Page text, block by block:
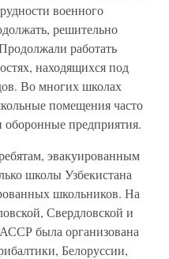
военного
решительно
работать
находящихся под
Во многих школах
помещения часто
оборонные предприятия.
эвакуированным
школы Узбекистана
школьников. На
Свердловской и
была организована
Белоруссии,